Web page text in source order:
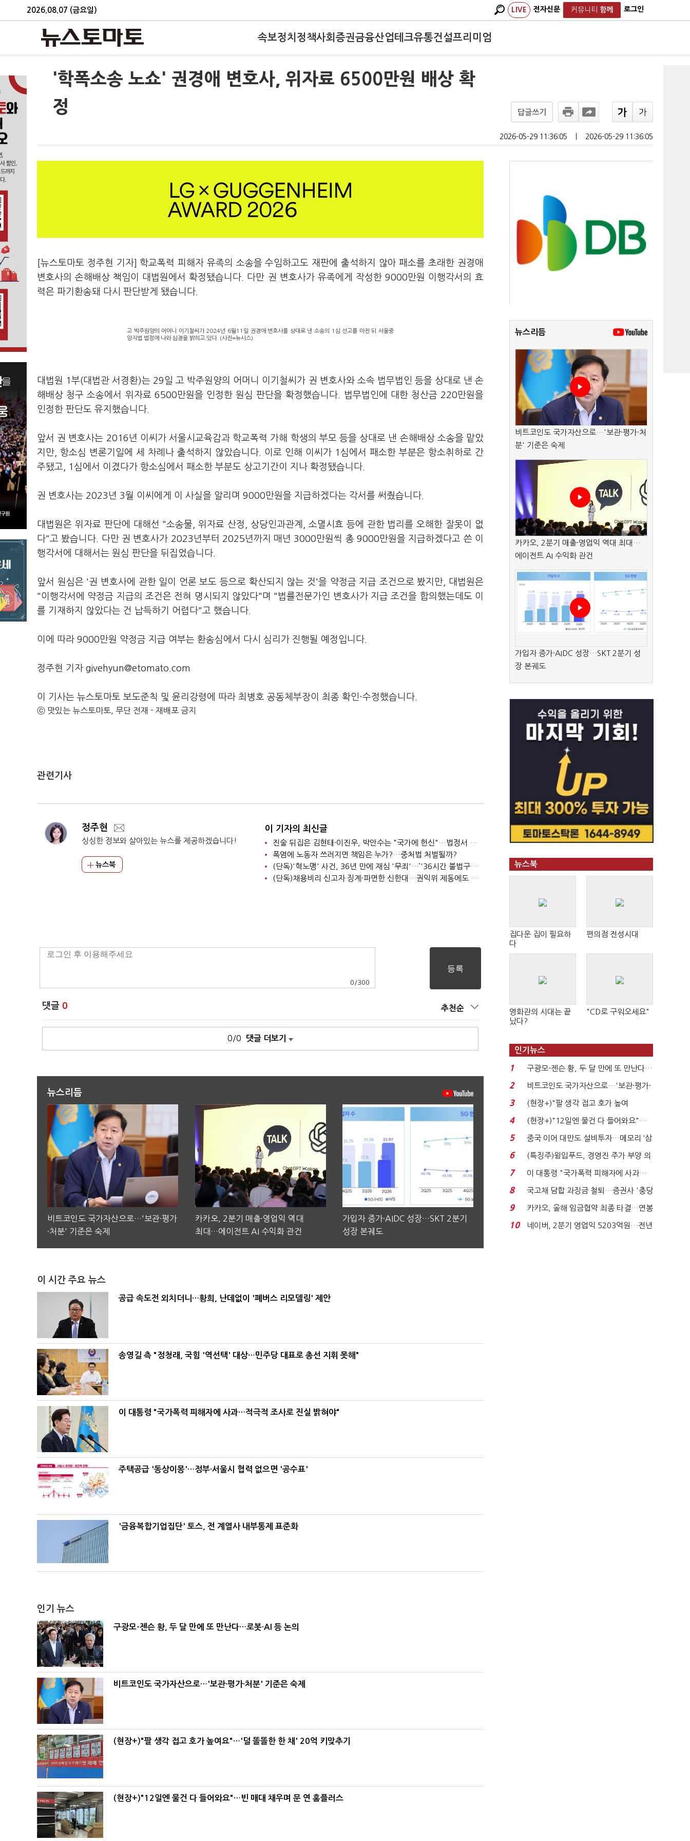
2026.08.07 (금요일) LIVE 전자신문 커뮤니티 함께 로그인
속보정치 정책사회 증권금융산업테크유통건설프리미엄
'학폭소송 노쇼' 권경애 변호사, 위자료 6500만원 배상 확
정
답글쓰기
2026-05-29 11:36:05 2026-05-29 11:36:05
[뉴스토마토 정주현 기자] 학교폭력 피해자 유족의 소송을 수임하고도 재판에 출석하지 않아 패소를 초래한 권경애
변호사의 손해배상 책임이 대법원에서 확정됐습니다. 다만 권 변호사가 유족에게 작성한 9000만원 이행각서의 효
력은 파기환송돼 다시 판단받게 됐습니다.
고 박주원양의 어머니 이기철씨가 2024년 6월11일 권경애 변호사를 상대로 낸 소송의 1심 선고를 마친 뒤 서울중
앙지법 법정에 나와 심경을 밝히고 있다. (사진=뉴시스)
대법원 1부(대법관 서경환)는 29일 고 박주원양의 어머니 이기철씨가 권 변호사와 소속 법무법인 등을 상대로 낸 손
해배상 청구 소송에서 위자료 6500만원을 인정한 원심 판단을 확정했습니다. 법무법인에 대한 청산금 220만원을
인정한 판단도 유지했습니다.
앞서 권 변호사는 2016년 이씨가 서울시교육감과 학교폭력 가해 학생의 부모 등을 상대로 낸 손해배상 소송을 맡았
지만, 항소심 변론기일에 세 차례나 출석하지 않았습니다. 이로 인해 이씨가 1심에서 패소한 부분은 항소취하로 간
주됐고, 1심에서 이겼다가 항소심에서 패소한 부분도 상고기간이 지나 확정됐습니다.
권 변호사는 2023년 3월 이씨에게 이 사실을 알리며 9000만원을 지급하겠다는 각서를 써줬습니다.
대법원은 위자료 판단에 대해선 "소송물, 위자료 산정, 상당인과관계, 소멸시효 등에 관한 법리를 오해한 잘못이 없
다"고 봤습니다. 다만 권 변호사가 2023년부터 2025년까지 매년 3000만원씩 총 9000만원을 지급하겠다고 쓴 이
행각서에 대해서는 원심 판단을 뒤집었습니다.
앞서 원심은 '권 변호사에 관한 일이 언론 보도 등으로 확산되지 않는 것'을 약정금 지급 조건으로 봤지만, 대법원은
"이행각서에 약정금 지급의 조건은 전혀 명시되지 않았다"며 "법률전문가인 변호사가 지급 조건을 합의했는데도 이
를 기재하지 않았다는 건 납득하기 어렵다"고 했습니다.
이에 따라 9000만원 약정금 지급 여부는 환송심에서 다시 심리가 진행될 예정입니다.
정주현 기자 givehyun@etomato.com
이 기사는 뉴스토마토 보도준칙 및 윤리강령에 따라 최병호 공동체부장이 최종 확인·수정했습니다.
ⓒ 맛있는 뉴스토마토, 무단 전재 - 재배포 금지
관련기사
정주현
싱싱한 정보와 살아있는 뉴스를 제공하겠습니다!
뉴스북
이 기자의 최신글
진술 뒤집은 김현태·이진우, 박안수는 "국가에 헌신"…법정서 드러난 군 수뇌부의 민낯
폭염에 노동자 쓰러지면 책임은 누가?…중처법 처벌될까?
(단독)'혁노맹' 사건, 36년 만에 재심 '무죄'…’'36시간 불법구금·자백강요' 인정
(단독)채용비리 신고자 징계·파면한 신한대…권익위 제동에도 갈등 계속
0 /300
댓글 0 추천순
0/0 댓글 더보기
뉴스리듬
비트코인도 국가자산으로…'보관·평가
·처분' 기준은 숙제
카카오, 2분기 매출·영업익 역대
최대…에이전트 AI 수익화 관건
가입자 증가·AIDC 성장…SKT 2분기
성장 본궤도
이 시간 주요 뉴스
공급 속도전 외치더니…황희, 난데없이 '폐버스 리모델링' 제안
송영길 측 "정청래, 국힘 '역선택' 대상…민주당 대표로 총선 지휘 못해"
이 대통령 "국가폭력 피해자에 사과…적극적 조사로 진실 밝혀야"
주택공급 '동상이몽'…정부·서울시 협력 없으면 '공수표'
'금융복합기업집단' 토스, 전 계열사 내부통제 표준화
인기 뉴스
구광모-젠슨 황, 두 달 만에 또 만난다…로봇·AI 등 논의
비트코인도 국가자산으로…'보관·평가·처분' 기준은 숙제
(현장+)"팔 생각 접고 호가 높여요"…'덜 똘똘한 한 채' 20억 키맞추기
(현장+)"12일엔 물건 다 들어와요"…빈 매대 채우며 문 연 홈플러스
뉴스리듬
비트코인도 국가자산으로…'보관·평가·처
분' 기준은 숙제
카카오, 2분기 매출·영업익 역대 최대…
에이전트 AI 수익화 관건
가입자 증가·AIDC 성장…SKT 2분기 성
장 본궤도
뉴스북
집다운 집이 필요하
다
편의점 전성시대
영화관의 시대는 끝
났다?
"CD로 구워오세요"
인기뉴스
1
구광모-젠슨 황, 두 달 만에 또 만난다…
로봇·AI 등 논...
2
비트코인도 국가자산으로…'보관·평가·
처분' 기준은 ...
3
(현장+)"팔 생각 접고 호가 높여
요"…'덜 똘똘한 한 채' 20...
4
(현장+)"12일엔 물건 다 들어와요"…
빈 매대 채우며 문 연 ...
5
중국 이어 대만도 설비투자…메모리 ‘삼
국전쟁’
6
(특징주)윙입푸드, 경영진 주가 부양 의
지에 상한가...
7
이 대통령 "국가폭력 피해자에 사과…
적극적 조사로 진...
8
국고채 담합 과징금 철퇴…증권사 '충당
금 폭탄' 우려...
9
카카오, 올해 임금협약 최종 타결…연봉
6.3% 인상·격려...
10
네이버, 2분기 영업익 5203억원…전년